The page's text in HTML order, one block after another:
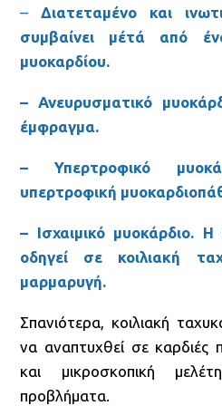
–Διατεταμένο και
συμβαίνει μέτά από
μυοκαρδίου.
– Ανευρυσματικό
έμφραγμα.
– Υπερτροφικό
υπερτροφική
– Ισχαιμικό μυοκάρδιο. Η
οδηγεί σε κοιλιακή
μαρμαρυγή.
Σπανιότερα, κοιλιακή
να αναπτυχθεί σε καρδιές
και μικροσκοπική
προβλήματα.